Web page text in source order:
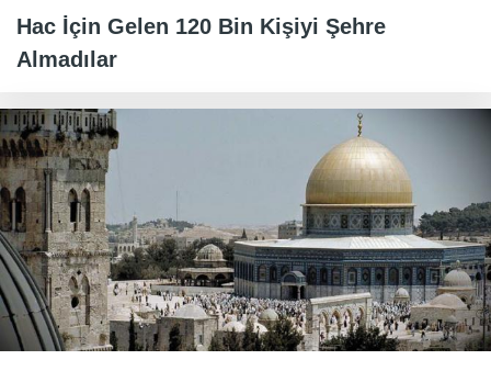
Hac İçin Gelen 120 Bin Kişiyi Şehre
Almadılar